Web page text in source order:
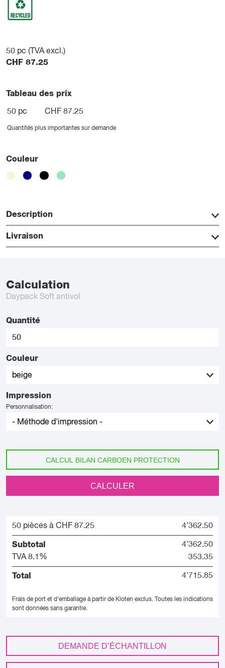
50 pc (TVA excl.)
CHF 87.25
Tableau des prix
50 pc CHF 87.25
Quantités plus importantes sur demande
Couleur
Description
Livraison
Calculation
Daypack Soft antivol
Quantité
Couleur
Impression
Personnalisation:
CALCUL BILAN CARBOEN PROTECTION
CALCULER
50 pièces à CHF 87.25 4'362.50
Subtotal
4'362.50
TVA 8.1%
353.35
Total 4'715.85
Frais de port et d'emballage à partir de Kloten exclus.
Toutes les indications
sont données sans garantie.
DEMANDE D’ÉCHANTILLON